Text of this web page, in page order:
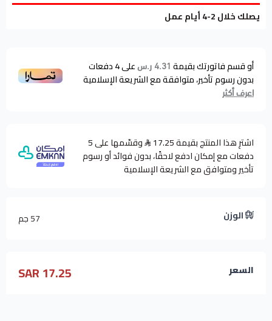
يصلك خلال 2-4 أيام عمل
أو قسم فاتورتك بقيمة 4.31 ر.س على4دفعات
بدون رسوم تأخير، متوافقة مع الشريعة الإسلامية
اعرف أكثر
اشترِ هذا المنتج بقيمة 17.25
وقسّمها على 5
دفعات مع إمكان ادفع لاحقًا، بدون فوائد أو رسوم
تأخير ومتوافق مع الشريعة الإسلامية
الوزن 57 جم
السعر 17.25 SAR